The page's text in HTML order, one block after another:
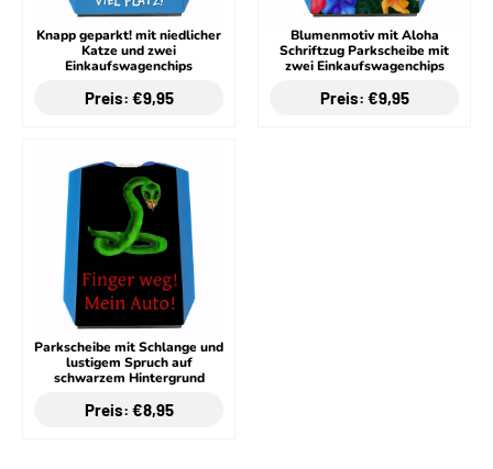
Knapp geparkt! mit niedlicher
Katze und zwei
Einkaufswagenchips
Preis: €9,95
Blumenmotiv mit Aloha
Schriftzug Parkscheibe mit
zwei Einkaufswagenchips
Preis: €9,95
Parkscheibe mit Schlange und
lustigem Spruch auf
schwarzem Hintergrund
Preis: €8,95